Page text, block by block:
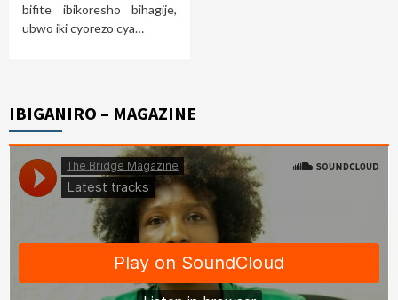
bifite ibikoresho bihagije,
ubwo iki cyorezo cya…
IBIGANIRO – MAGAZINE